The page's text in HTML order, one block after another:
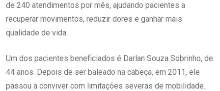
de 240 atendimentos por mês, ajudando pacientes a
recuperar movimentos, reduzir dores e ganhar mais
qualidade de vida.
Um dos pacientes beneficiados é Darlan Souza Sobrinho, de
44 anos. Depois de ser baleado na cabeça, em 2011, ele
passou a conviver com limitações severas de mobilidade.